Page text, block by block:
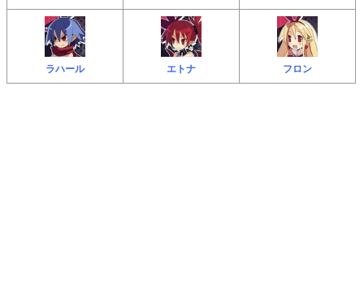
ラハール エトナ フロン